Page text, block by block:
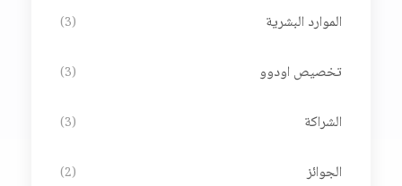
الموارد البشرية (3)
تخصيص اودوو (3)
الشراكة (3)
الجوائز (2)